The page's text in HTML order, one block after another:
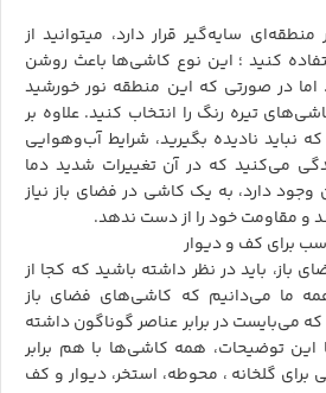
سایه‌گیر قرار دارد، میتوانید از
کنید ؛ این نوع کاشی‌ها باعث روشن
در صورتی که این منطقه نور خورشید
تیره رنگ را انتخاب کنید. علاوه بر
نباید نادیده بگیرید، شرایط آب‌وهوایی
می‌کنید که در آن تغییرات شدید دما
دارد، به یک کاشی در فضای باز نیاز
و مقاومت خود را از دست ندهد.
برای کف و دیوار
باز، باید در نظر داشته باشید که کجا از
ما می‌دانیم که کاشی‌های فضای باز
می‌بایست در برابر عناصر گوناگون داشته
توضیحات، همه کاشی‌ها با هم برابر
گلخانه ، محوطه، استخر، دیوار و کف